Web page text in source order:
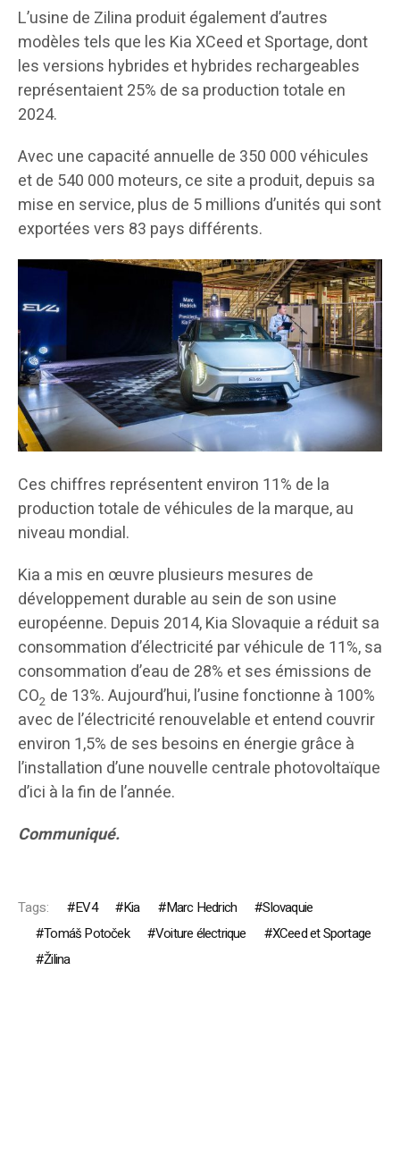
L’usine de Zilina produit également d’autres
modèles tels que les Kia XCeed et Sportage, dont
les versions hybrides et hybrides rechargeables
représentaient 25% de sa production totale en
2024.
Avec une capacité annuelle de 350 000 véhicules
et de 540 000 moteurs, ce site a produit, depuis sa
mise en service, plus de 5 millions d’unités qui sont
exportées vers 83 pays différents.
Ces chiffres représentent environ 11% de la
production totale de véhicules de la marque, au
niveau mondial.
Kia a mis en œuvre plusieurs mesures de
développement durable au sein de son usine
européenne. Depuis 2014, Kia Slovaquie a réduit sa
consommation d’électricité par véhicule de 11%, sa
consommation d’eau de 28% et ses émissions de
CO2 de 13%. Aujourd’hui, l’usine fonctionne à 100%
avec de l’électricité renouvelable et entend couvrir
environ 1,5% de ses besoins en énergie grâce à
l’installation d’une nouvelle centrale photovoltaïque
d’ici à la fin de l’année.
Communiqué.
Tags: EV4 Kia Marc Hedrich
Slovaquie
Tomáš Potoček
Voiture électrique
XCeed et Sportage
Žilina